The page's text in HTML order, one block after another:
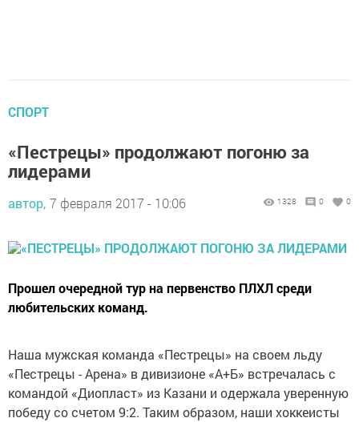
СПОРТ
«Пестрецы» продолжают погоню за
лидерами
автор, 7 февраля 2017 - 10:06 1328 0 0
Прошел очередной тур на первенство ПЛХЛ среди
любительских команд.
Наша мужская команда «Пестрецы» на своем льду
«Пестрецы - Арена» в дивизионе «А+Б» встречалась с
командой «Диопласт» из Казани и одержала уверенную
победу со счетом 9:2. Таким образом, наши хоккеисты